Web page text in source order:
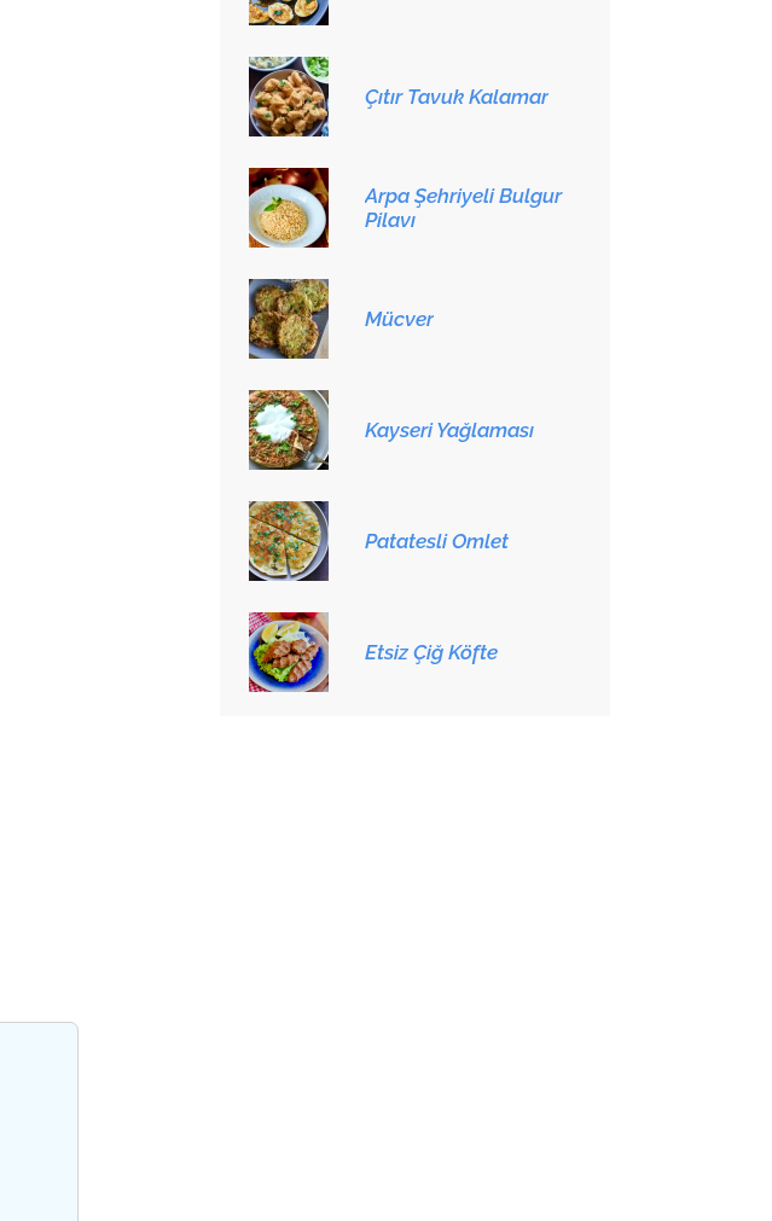
Çıtır Tavuk Kalamar
Arpa Şehriyeli Bulgur
Pilavı
Mücver
Kayseri Yağlaması
Patatesli Omlet
Etsiz Çiğ Köfte